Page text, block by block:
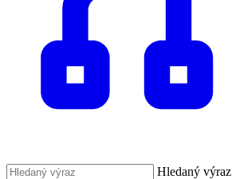
Hledaný výraz